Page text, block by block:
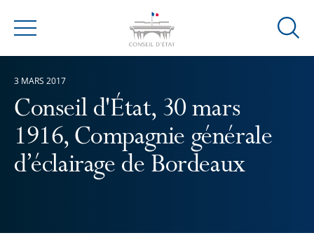
Menu
Ouvrir
Conseil d'État, 30 mars
1916, Compagnie générale
d’éclairage de Bordeaux
3 MARS 2017